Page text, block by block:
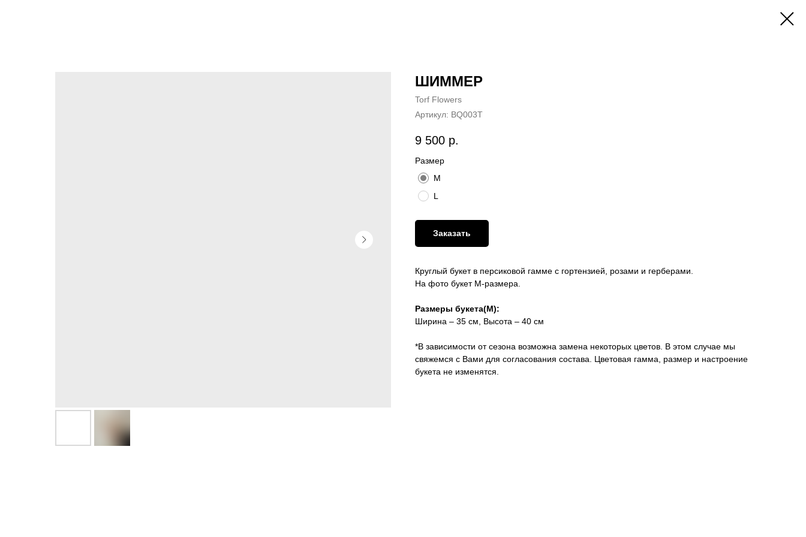
ШИММЕР
Torf Flowers
Артикул: BQ003T
9 500 р.
Размер
M
L
Заказать
Круглый букет в персиковой гамме с гортензией, розами и герберами.
На фото букет M-размера.
Размеры букета(M):
Ширина – 35 см, Высота – 40 см
*В зависимости от сезона возможна замена некоторых цветов. В этом случае мы
свяжемся с Вами для согласования состава. Цветовая гамма, размер и настроение
букета не изменятся.